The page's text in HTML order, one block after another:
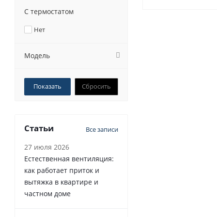
С термостатом
Нет
Модель
Сбросить
Статьи Все записи
27 июля 2026
Естественная вентиляция:
как работает приток и
вытяжка в квартире и
частном доме